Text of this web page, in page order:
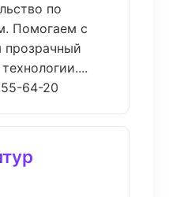
по
Помогаем с
прозрачный
64-20